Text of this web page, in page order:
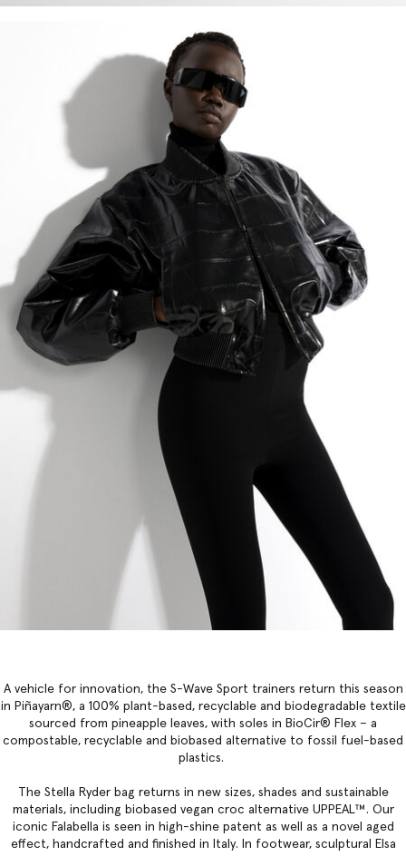
A vehicle for innovation, the S-Wave Sport trainers return this season
in Piñayarn®, a 100% plant-based, recyclable and biodegradable textile
sourced from pineapple leaves, with soles in BioCir® Flex – a
compostable, recyclable and biobased alternative to fossil fuel-based
plastics.
The Stella Ryder bag returns in new sizes, shades and sustainable
materials, including biobased vegan croc alternative UPPEAL™. Our
iconic Falabella is seen in high-shine patent as well as a novel aged
effect, handcrafted and finished in Italy. In footwear, sculptural Elsa